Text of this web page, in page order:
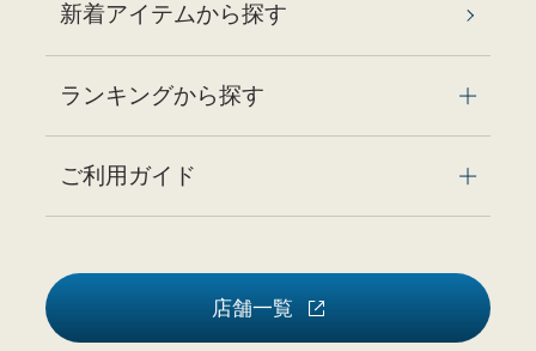
新着アイテムから探す
ランキングから探す
ご利用ガイド
店舗一覧